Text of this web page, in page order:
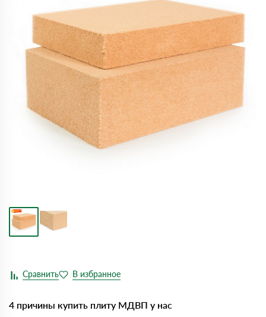
4 причины купить плиту МДВП у нас